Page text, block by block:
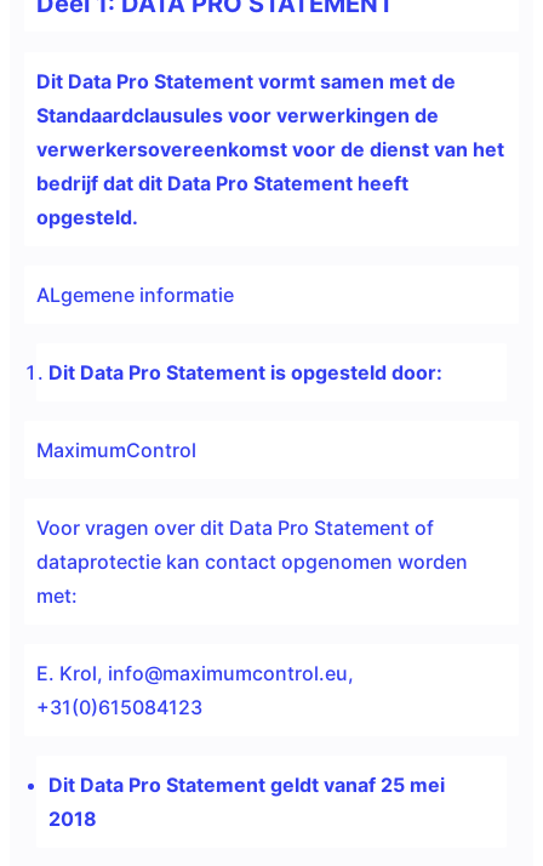
Dit Data Pro Statement vormt samen met de
Standaardclausules voor verwerkingen de
verwerkersovereenkomst voor de dienst van het
bedrijf dat dit Data Pro Statement heeft
opgesteld.
ALgemene informatie
Dit Data Pro Statement is opgesteld door:
MaximumControl
Voor vragen over dit Data Pro Statement of
dataprotectie kan contact opgenomen worden
met:
E. Krol, info@maximumcontrol.eu,
+31(0)615084123
Dit Data Pro Statement geldt vanaf 25 mei
2018